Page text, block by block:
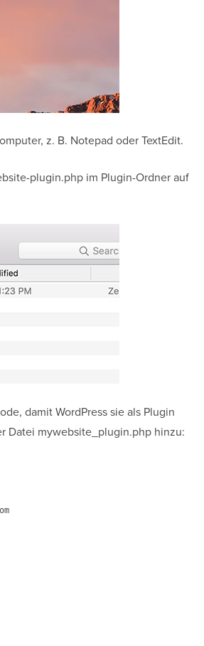
z. B. Notepad oder TextEdit.
plugin.php im Plugin-Ordner auf
damit WordPress sie als Plugin
Datei mywebsite_plugin.php hinzu: